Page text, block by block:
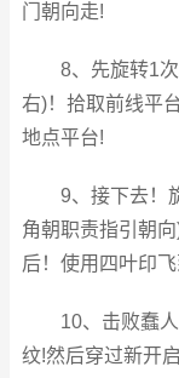
门朝向走!
8、先旋转1
右)！拾取前线平
地点平台!
9、接下去！
角朝职责指引朝
后！使用四叶印
10、击败蠢
纹!然后穿过新开